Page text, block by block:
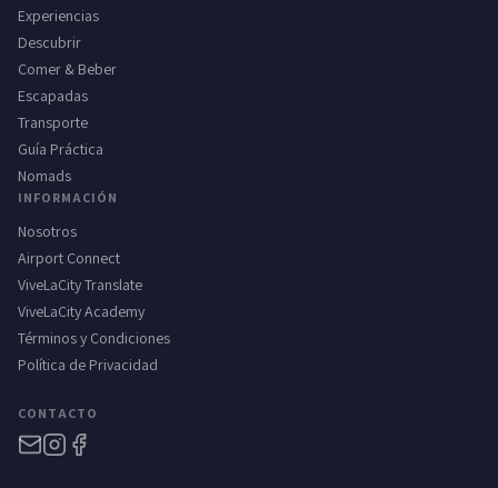
Experiencias
Descubrir
Comer & Beber
Escapadas
Transporte
Guía Práctica
Nomads
INFORMACIÓN
Nosotros
Airport Connect
ViveLaCity Translate
ViveLaCity Academy
Términos y Condiciones
Política de Privacidad
CONTACTO